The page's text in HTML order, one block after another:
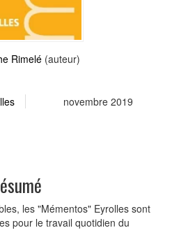
Rimelé (auteur)
novembre 2019
les "Mémentos" Eyrolles sont
pour le travail quotidien du